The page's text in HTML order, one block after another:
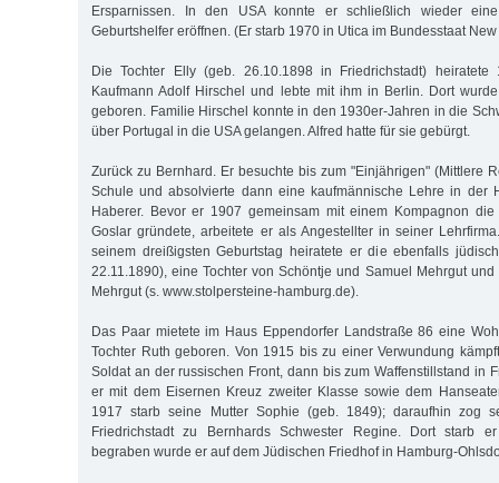
Ersparnissen. In den USA konnte er schließlich wieder
Geburtshelfer eröffnen. (Er starb 1970 in Utica im Bundesstaat New
Die Tochter Elly (geb. 26.10.1898 in Friedrichstadt) heiratete
Kaufmann Adolf Hirschel und lebte mit ihm in Berlin. Dort
geboren. Familie Hirschel konnte in den 1930er-Jahren in die
über Portugal in die USA gelangen. Alfred hatte für sie gebürgt.
Zurück zu Bernhard. Er besuchte bis zum "Einjährigen" (Mittlere
Schule und absolvierte dann eine kaufmännische Lehre in der
Haberer. Bevor er 1907 gemeinsam mit einem Kompagnon die
Goslar gründete, arbeitete er als Angestellter in seiner
seinem dreißigsten Geburtstag heiratete er die ebenfalls
22.11.1890), eine Tochter von Schöntje und Samuel Mehrgut
Mehrgut (s. www.stolpersteine-hamburg.de).
Das Paar mietete im Haus Eppendorfer Landstraße 86 eine
Tochter Ruth geboren. Von 1915 bis zu einer Verwundung
Soldat an der russischen Front, dann bis zum Waffenstillstand in
er mit dem Eisernen Kreuz zweiter Klasse sowie dem
1917 starb seine Mutter Sophie (geb. 1849); daraufhin zog
Friedrichstadt zu Bernhards Schwester Regine. Dort starb
begraben wurde er auf dem Jüdischen Friedhof in Hamburg-